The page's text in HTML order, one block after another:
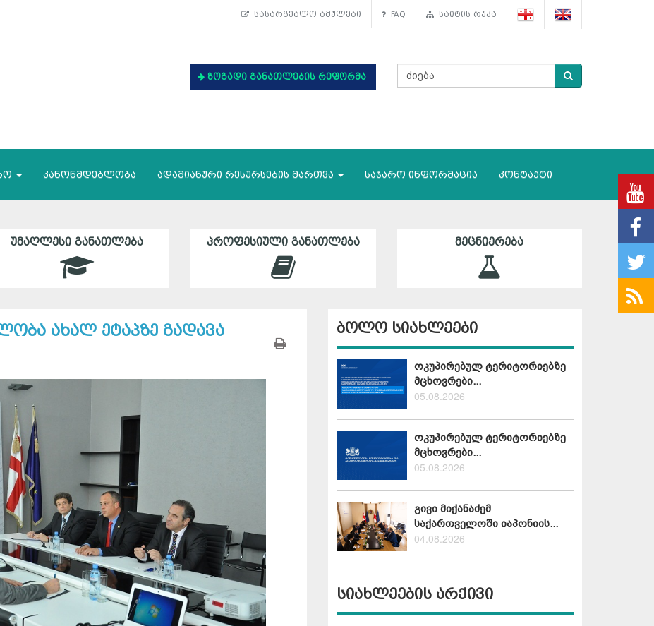
სასარგებლო ბმულები FAQ საიტის რუკა
ზოგადი განათლების რეფორმა
კანონმდებლობა ადამიანური რესურსების მართვა საჯარო ინფორმაცია კონტაქტი
ᲣᲛᲐᲦᲚᲔᲡᲘ ᲒᲐᲜᲐᲗᲚᲔᲑᲐ ᲞᲠᲝᲤᲔᲡᲘᲣᲚᲘ ᲒᲐᲜᲐᲗᲚᲔᲑᲐ ᲛᲔᲪᲜᲘᲔᲠᲔᲑᲐ
ახალ ეტაპზე გადავა ბოლო სიახლეები
ოკუპირებულ ტერიტორიებზე
მცხოვრები...
05.08.2026
ოკუპირებულ ტერიტორიებზე
მცხოვრები...
05.08.2026
გივი მიქანაძემ
საქართველოში იაპონიის...
04.08.2026
სიახლეების არქივი